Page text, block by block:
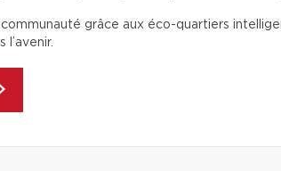
grâce aux éco-quartiers